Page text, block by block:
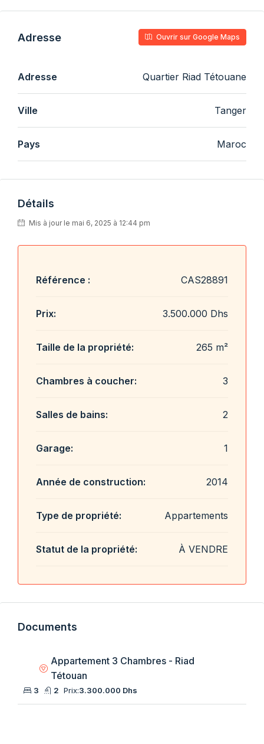
Adresse Ouvrir sur Google Maps
Adresse Quartier Riad Tétouane
Ville Tanger
Pays Maroc
Détails
Mis à jour le mai 6, 2025 à 12:44 pm
Référence : CAS28891
Prix: 3.500.000 Dhs
Taille de la propriété: 265 m²
Chambres à coucher: 3
Salles de bains: 2
Garage: 1
Année de construction: 2014
Type de propriété: Appartements
Statut de la propriété: À VENDRE
Documents
Appartement 3 Chambres - Riad
Tétouan
3 2 Prix:3.300.000 Dhs